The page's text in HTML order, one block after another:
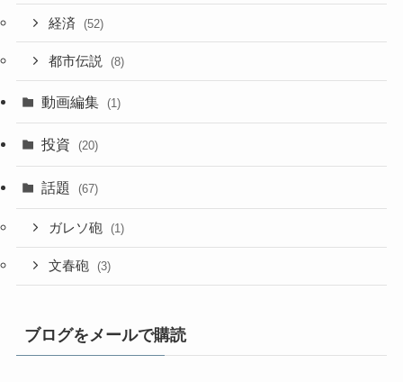
経済 (52)
都市伝説 (8)
動画編集 (1)
投資 (20)
話題 (67)
ガレソ砲 (1)
文春砲 (3)
ブログをメールで購読